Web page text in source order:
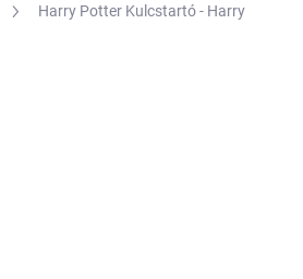
Harry Potter Kulcstartó - Harry